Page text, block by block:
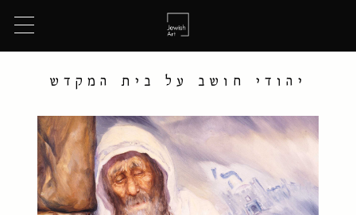
יהודי חושב על בית המקדש